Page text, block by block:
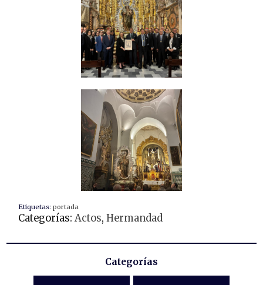
Etiquetas:portada
Categorías:Actos,Hermandad
Categorías